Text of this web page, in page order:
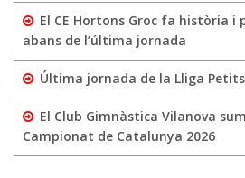
El CE Hortons Groc fa història i
abans de l’última jornada
Última jornada de la Lliga
El Club Gimnàstica Vilanova
Campionat de Catalunya 2026